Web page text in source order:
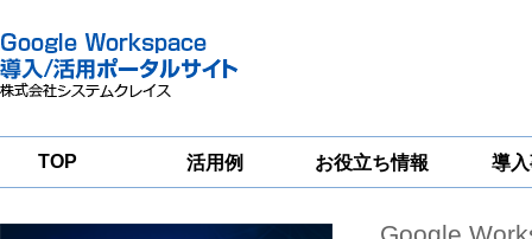
TOP 活用例 お役立ち情報
一
導
Google